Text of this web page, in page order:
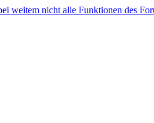
weitem nicht alle Funktionen des